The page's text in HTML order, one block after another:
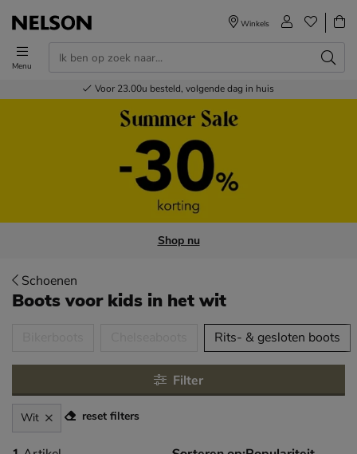
Menu
Winkels
Voor 23.00u besteld, volgende dag in huis
Gratisverzending en retour
Bestel nu, betaal later
100+Nelson winkels
Shop nu
Schoenen
Boots voor kids in het wit
Rits- & gesloten boots
Filter
Wit reset filters